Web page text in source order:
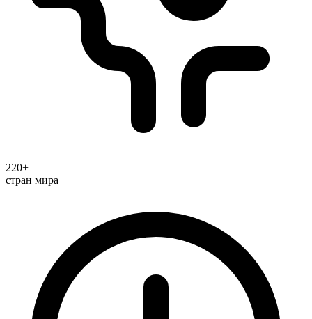
220+
стран мира